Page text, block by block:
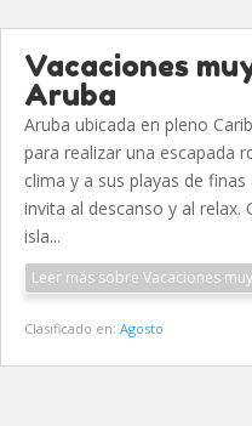
Vacaciones
Aruba
Aruba ubicada en pleno
para realizar una escapada
clima y a sus playas de
invita al descanso y al relax.
isla...
Leer más sobre Vacaciones
Clasificado en: Agosto